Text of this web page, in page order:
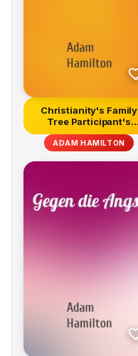
Christianity's Family
Tree Participant's
Guide
ADAM HAMILTON